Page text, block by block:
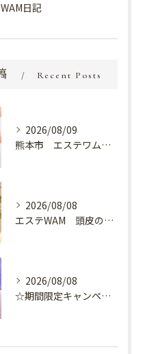
日記
Recent Posts
2026/08/09
熊本市 エステワム熊本店 癒しのクールヘッドマッサージ♬
2026/08/08
エステWAM 頭皮の健康
2026/08/08
☆期間限定キャンペーン開催中☆